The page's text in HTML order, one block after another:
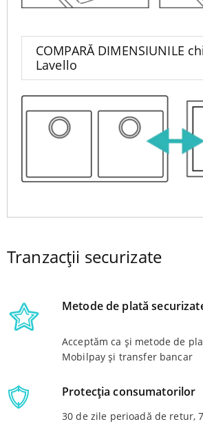
COMPARĂ DIMENSIUNILE
Lavello
Tranzacții securizate
Metode de plată
Acceptăm ca și metode de
Mobilpay și transfer bancar
Protecția consumatorilor
30 de zile perioadă de retur,